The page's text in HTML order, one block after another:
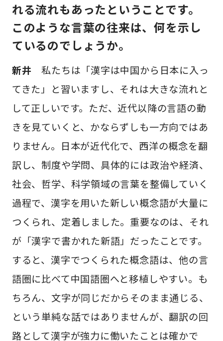
れる流れもあったということです。
このような言葉の往来は、何を示し
ているのでしょうか。
新井 私たちは「漢字は中国から日本に入っ
てきた」と習いますし、それは大きな流れと
して正しいです。ただ、近代以降の言語の動
きを見ていくと、かならずしも一方向ではあ
りません。日本が近代化で、西洋の概念を翻
訳し、制度や学問、具体的には政治や経済、
社会、哲学、科学領域の言葉を整備していく
過程で、漢字を用いた新しい概念語が大量に
つくられ、定着しました。重要なのは、それ
が「漢字で書かれた新語」だったことです。
すると、漢字でつくられた概念語は、他の言
語圏に比べて中国語圏へと移植しやすい。も
ちろん、文字が同じだからそのまま通じる、
という単純な話ではありませんが、翻訳の回
路として漢字が強力に働いたことは確かで